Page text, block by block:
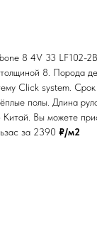
8 4V 33 LF102-
8. Порода
Click system. Срок
полы. Длина
Вы можете
за 2390 ₽/м2